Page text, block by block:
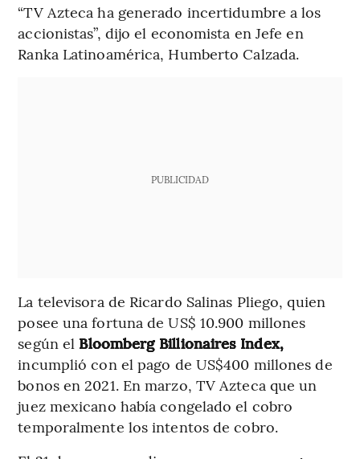
“TV Azteca ha generado incertidumbre a los
accionistas”, dijo el economista en Jefe en
Ranka Latinoamérica, Humberto Calzada.
PUBLICIDAD
La televisora de Ricardo Salinas Pliego, quien
posee una fortuna de US$ 10.900 millones
según el Bloomberg Billionaires Index,
incumplió con el pago de US$400 millones de
bonos en 2021. En marzo, TV Azteca que un
juez mexicano había congelado el cobro
temporalmente los intentos de cobro.